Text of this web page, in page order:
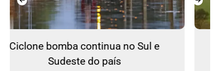
e
Tornado atinge Pedro Osório